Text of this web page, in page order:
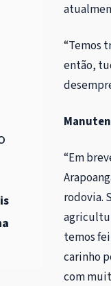
“Temos
então,
“Em
rodovia.
temos
carinho
com